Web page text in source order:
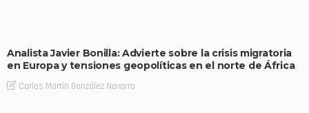
Analista Javier Bonilla: Advierte sobre la crisis migratoria
en Europa y tensiones geopolíticas en el norte de África
Carlos Martin González Navarro